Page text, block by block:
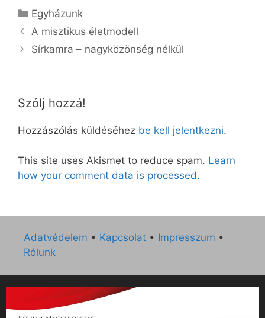
Kategória
Egyházunk
A misztikus életmodell
Sírkamra – nagyközönség nélkül
Szólj hozzá!
Hozzászólás küldéséhez be kell jelentkezni.
This site uses Akismet to reduce spam. Learn
how your comment data is processed.
Adatvédelem • Kapcsolat • Impresszum •
Rólunk